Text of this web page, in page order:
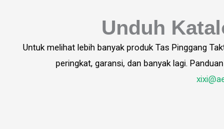
Unduh
Untuk melihat lebih banyak produk Tas Pinggang
peringkat, garansi, dan banyak lagi.